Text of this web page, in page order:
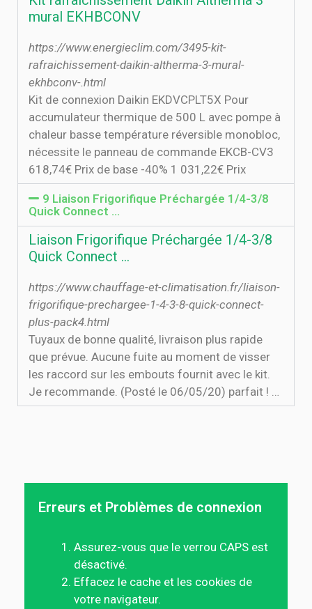
mural EKHBCONV
https://www.energieclim.com/3495-kit-
rafraichissement-daikin-altherma-3-mural-
ekhbconv-.html
Kit de connexion Daikin EKDVCPLT5X Pour
accumulateur thermique de 500 L avec pompe à
chaleur basse température réversible monobloc,
nécessite le panneau de commande EKCB-CV3
618,74€ Prix de base -40% 1 031,22€ Prix
9 Liaison Frigorifique Préchargée 1/4-3/8
Quick Connect …
Liaison Frigorifique Préchargée 1/4-3/8
Quick Connect …
https://www.chauffage-et-climatisation.fr/liaison-
frigorifique-prechargee-1-4-3-8-quick-connect-
plus-pack4.html
Tuyaux de bonne qualité, livraison plus rapide
que prévue. Aucune fuite au moment de visser
les raccord sur les embouts fournit avec le kit.
Je recommande. (Posté le 06/05/20) parfait ! …
Erreurs et Problèmes de connexion
Assurez-vous que le verrou CAPS est
désactivé.
Effacez le cache et les cookies de
votre navigateur.